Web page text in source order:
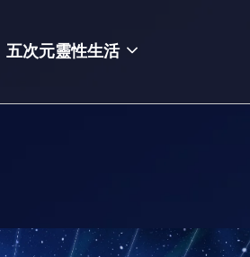
五次元靈性生活